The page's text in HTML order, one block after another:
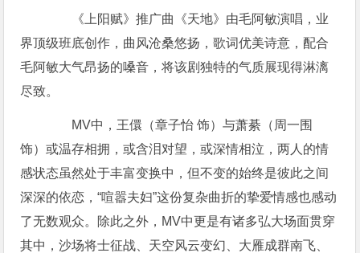
《上阳赋》推广曲《天地》由毛阿敏演唱，业
界顶级班底创作，曲风沧桑悠扬，歌词优美诗意，配合
毛阿敏大气昂扬的嗓音，将该剧独特的气质展现得淋漓
尽致。
MV中，王儇（章子怡 饰）与萧綦（周一围
饰）或温存相拥，或含泪对望，或深情相泣，两人的情
感状态虽然处于丰富变换中，但不变的始终是彼此之间
深深的依恋，“喧嚣夫妇”这份复杂曲折的挚爱情感也感动
了无数观众。除此之外，MV中更是有诸多弘大场面贯穿
其中，沙场将士征战、天空风云变幻、大雁成群南飞、